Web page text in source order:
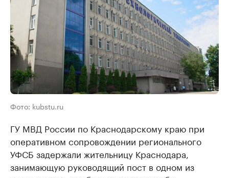
Фото: kubstu.ru
ГУ МВД России по Краснодарскому краю при
оперативном сопровождении регионального
УФСБ задержали жительницу Краснодара,
занимающую руководящий пост в одном из